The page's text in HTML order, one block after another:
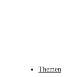
Themen